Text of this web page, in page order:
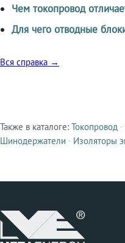
Чем токопровод
Для чего отводные
Вся справка →
Смежные
Также в каталоге: Токопровод ·
Шинодержатели · Изоляторы